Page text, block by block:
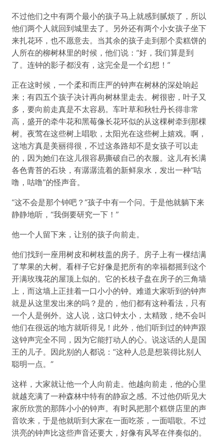
不过他们之中有两个最小的孩子马上就感到腻烦了，所以
他们两个人就回到城里去了。另外还有两个小女孩子坐下
来扎花环，也不愿意去。当其余的孩子走到那个卖糕饼的
人所在的柳树林里的时候，他们说：“好，我们算是到
了。连钟的影子都没有，这完全是一个幻想！”
正在这时候，一个柔和而庄严的钟声在树林的深处响起
来；有四五个孩子决计再向树林里走去。树很密，叶子又
多，要向前走真是不太容易。车叶草和秋牡丹长得非常
高，盛开的牵牛花和黑莓像长花环似的从这棵树牵到那棵
树。夜莺在这些树上唱歌，太阳光在这些树上嬉戏。啊，
这地方真是美丽得很，不过这条路却不是女孩子可以走
的，因为她们在这儿很容易撕破自己的衣服。这儿有长满
各色青苔的石块，有潺潺流着的新鲜泉水，发出一种“咕
噜，咕噜”的怪声音。
“这不会是那个钟吧？”孩子中有一个问。于是他就躺下来
静静地听，“我倒要研究一下！”
他一个人留下来，让别的孩子向前走。
他们找到一座用树皮和树枝盖的房子。房子上有一棵结满
了苹果的大树。看样子它好像是把所有的幸福都摇到这个
开满玫瑰花的屋顶上似的。它的长枝子盘在房子的三角墙
上，而这墙上正挂着一口小小的钟。难道大家听到的钟声
就是从这里发出来的吗？是的，他们都有这种看法，只有
一个人是例外。这人说，这口钟太小，太精致，绝不会叫
他们在很远的地方就听得见！此外，他们听到过的钟声跟
这钟声完全不同，因为它能打动人的心。说这话的人是国
王的儿子。因此别的人都说：“这种人总是想装得比别人
聪明一点。”
这样，大家就让他一个人向前走。他越向前走，他的心里
就越充满了一种森林中特有的静寂之感。不过他仍听见大
家所欣赏的那阵小小的钟声。有时风把那个糕饼店里的声
音吹来，于是他就听到大家在一面吃茶，一面唱歌。不过
洪亮的钟声比这些声音还要大，好像有风琴在伴奏似的。